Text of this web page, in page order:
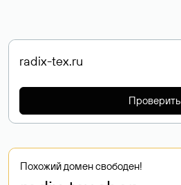
Проверить
Похожий домен свободен!